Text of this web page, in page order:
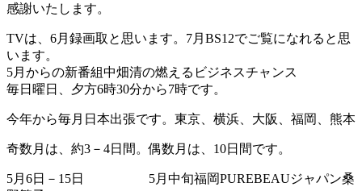
感謝いたします。
TVは、6月録画取と思います。7月BS12でご覧になれると思
います。
5月からの新番組中畑清の燃えるビジネスチャンス
毎日曜日、夕方6時30分から7時です。
今年から毎月日本出張です。東京、横浜、大阪、福岡、熊本
奇数月は、約3－4日間。偶数月は、10日間です。
5月6日－15日 5月中旬福岡PUREBEAUジャパン桑